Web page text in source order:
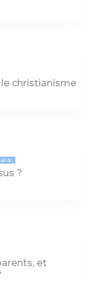
christianisme
?
et